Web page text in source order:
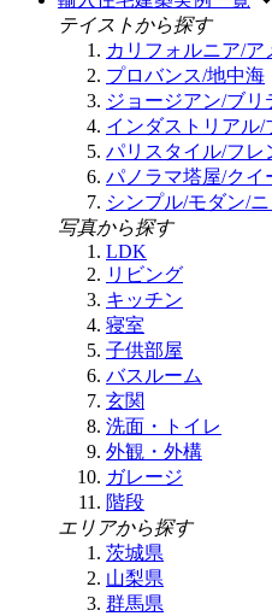
テイストから探す
カリフォルニア/ア
プロバンス/地中海
ジョージアン/ブリ
インダストリアル/
パリスタイル/フレ
パノラマ塔屋/クイ
シンプル/モダン/
写真から探す
LDK
リビング
キッチン
寝室
子供部屋
バスルーム
玄関
洗面・トイレ
外観・外構
ガレージ
階段
エリアから探す
茨城県
山梨県
群馬県